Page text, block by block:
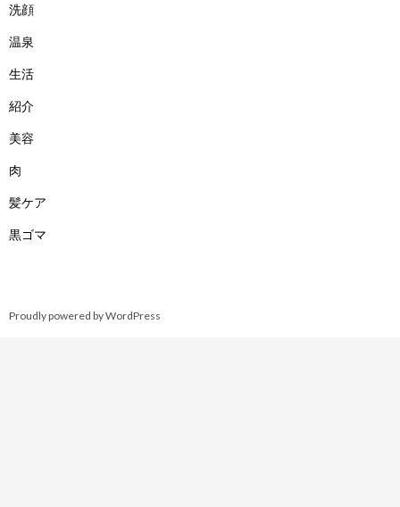
洗顔
温泉
生活
紹介
美容
肉
髪ケア
黒ゴマ
Proudly powered by WordPress